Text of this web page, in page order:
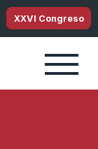
XXVI Congreso